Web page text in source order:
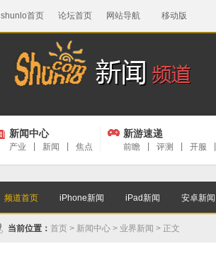
shunlo首页 论坛首页 网站导航 移动版
新闻中心
产业 新闻 焦点
新游速递
前瞻 评测 开服
频道首页 iPhone新闻 iPad新闻 安卓新闻
当前位置： 首页 > 新闻中心 > 业界新闻 > 正文